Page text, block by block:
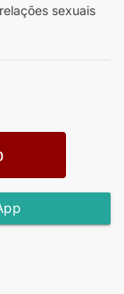
sexuais